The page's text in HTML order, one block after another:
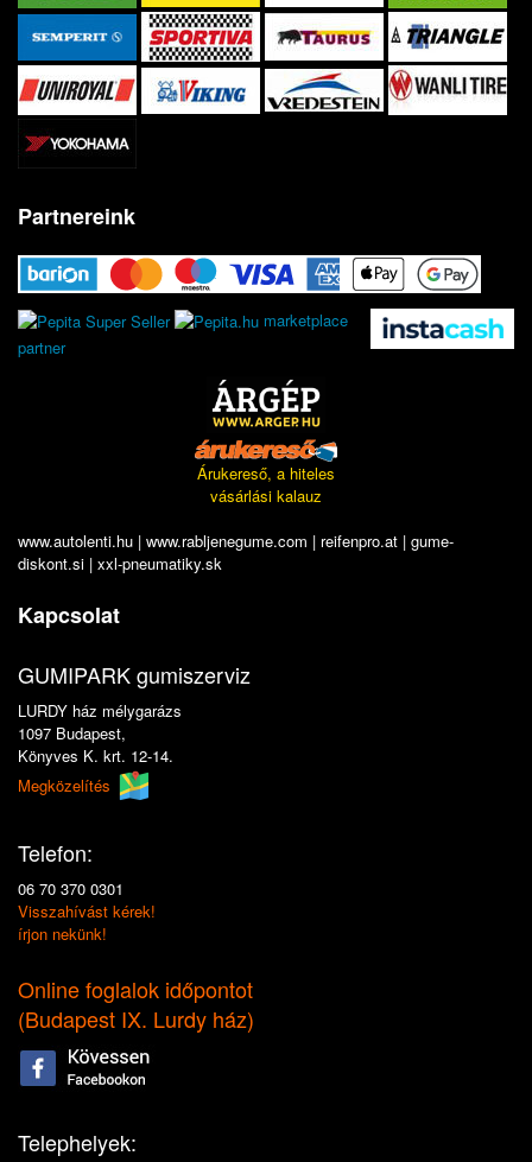
Partnereink
marketplace
partner
Árukereső, a hiteles
vásárlási kalauz
www.autolenti.hu | www.rabljenegume.com | reifenpro.at | gume-
diskont.si | xxl-pneumatiky.sk
Kapcsolat
GUMIPARK gumiszerviz
LURDY ház mélygarázs
1097 Budapest,
Könyves K. krt. 12-14.
Megközelítés
Telefon:
06 70 370 0301
Visszahívást kérek!
írjon nekünk!
Online foglalok időpontot
(Budapest IX. Lurdy ház)
Telephelyek: